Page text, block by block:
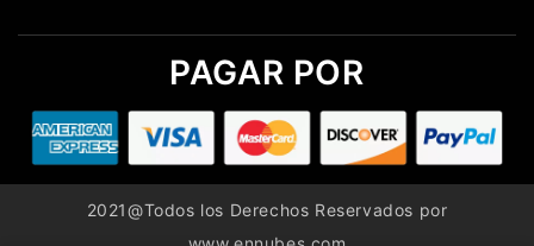
PAGAR POR
2021@Todos los Derechos Reservados por